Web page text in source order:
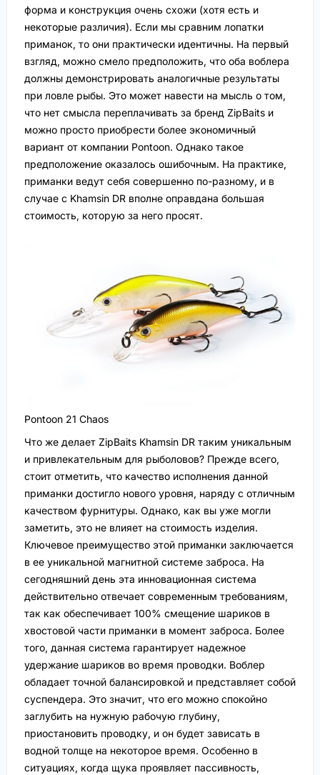
форма и конструкция очень схожи (хотя есть и
некоторые различия). Если мы сравним лопатки
приманок, то они практически идентичны. На первый
взгляд, можно смело предположить, что оба воблера
должны демонстрировать аналогичные результаты
при ловле рыбы. Это может навести на мысль о том,
что нет смысла переплачивать за бренд ZipBaits и
можно просто приобрести более экономичный
вариант от компании Pontoon. Однако такое
предположение оказалось ошибочным. На практике,
приманки ведут себя совершенно по-разному, и в
случае с Khamsin DR вполне оправдана большая
стоимость, которую за него просят.
Pontoon 21 Chaos
Что же делает ZipBaits Khamsin DR таким уникальным
и привлекательным для рыболовов? Прежде всего,
стоит отметить, что качество исполнения данной
приманки достигло нового уровня, наряду с отличным
качеством фурнитуры. Однако, как вы уже могли
заметить, это не влияет на стоимость изделия.
Ключевое преимущество этой приманки заключается
в ее уникальной магнитной системе заброса. На
сегодняшний день эта инновационная система
действительно отвечает современным требованиям,
так как обеспечивает 100% смещение шариков в
хвостовой части приманки в момент заброса. Более
того, данная система гарантирует надежное
удержание шариков во время проводки. Воблер
обладает точной балансировкой и представляет собой
суспендера. Это значит, что его можно спокойно
заглубить на нужную рабочую глубину,
приостановить проводку, и он будет зависать в
водной толще на некоторое время. Особенно в
ситуациях, когда щука проявляет пассивность,